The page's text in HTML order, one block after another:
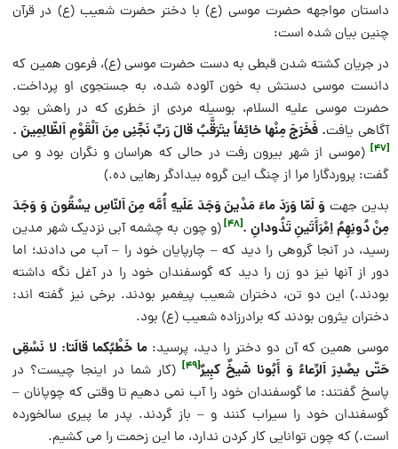
داستان مواجهه حضرت موسی (ع) با دختر حضرت شعیب (ع) در قرآن
چنین بیان شده است:
در جریان کشته شدن قبطی به دست حضرت موسی (ع)، فرعون همین که
دانست موسى دستش به خون آلوده شده، به جستجوى او پرداخت.
حضرت موسى علیه السلام، بوسیله مردی از خطرى که در راهش بود
آگاهى یافت. فَخَرَجَ مِنْها خائِفاً یتَرَقَّبُ قالَ رَبِّ نَجِّنِی مِنَ اَلْقَوْمِ اَلظّالِمِینَ .
[47]
(موسى از شهر بیرون رفت در حالی که هراسان و نگران بود و مى
گفت: پروردگارا مرا از چنگ این گروه بیدادگر رهایى ده.)
بدین جهت وَ لَمّا وَرَدَ ماءَ مَدْینَ وَجَدَ عَلَیهِ أُمَّه مِنَ اَلنّاسِ یسْقُونَ وَ وَجَدَ
مِنْ دُونِهِمُ اِمْرَأَتَینِ تَذُودانِ .[48]
(و چون به چشمه آبى نزدیک شهر مدین
رسید، در آنجا گروهى را دید که – چارپایان خود را – آب مى دادند؛ اما
دور از آنها نیز دو زن را دید که گوسفندان خود را در آغل نگه داشته
بودند.) این دو تن، دختران شعیب پیغمبر بودند. برخى نیز گفته اند:
دختران یثرون بودند که برادرزاده شعیب (ع) بود.
موسى همین که آن دو دختر را دید، پرسید:ما خَطْبُکما قالَتا: لا نَسْقِی
حَتّى یصْدِرَ اَلرِّعاءُ وَ أَبُونا شَیخٌ کبِیرٌ[49]
(کار شما در اینجا چیست؟ در
پاسخ گفتند: ما گوسفندان خود را آب نمى دهیم تا وقتى که چوپانان –
گوسفندان خود را سیراب کنند و – باز گردند. پدر ما پیرى سالخورده
است.) که چون توانایی کار کردن ندارد، ما این زحمت را مى کشیم.